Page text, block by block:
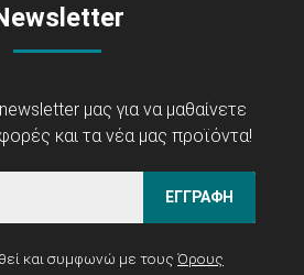
μας για να μαθαίνετε
και τα νέα μας προϊόντα!
ΕΓΓΡΑΦΗ
και συμφωνώ με τους Όρους